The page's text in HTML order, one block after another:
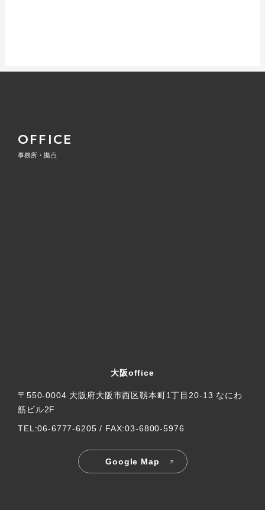
OFFICE
事務所・拠点
大阪office
〒550-0004 大阪府大阪市西区靱本町1丁目20-13 なにわ
筋ビル2F
TEL:06-6777-6205 / FAX:03-6800-5976
Google Map